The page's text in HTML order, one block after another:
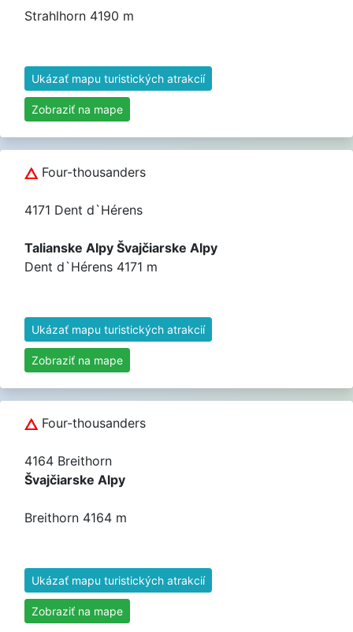
Strahlhorn 4190 m
Ukázať mapu turistických atrakcií
Zobraziť na mape
Four-thousanders
4171 Dent d`Hérens
Talianske Alpy Švajčiarske Alpy
Dent d`Hérens 4171 m
Ukázať mapu turistických atrakcií
Zobraziť na mape
Four-thousanders
4164 Breithorn
Švajčiarske Alpy
Breithorn 4164 m
Ukázať mapu turistických atrakcií
Zobraziť na mape